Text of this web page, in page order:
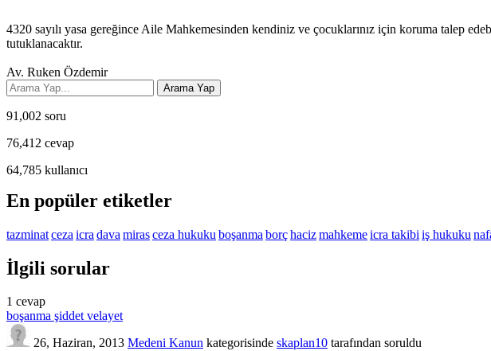
4320 sayılı yasa gereğince Aile Mahkemesinden kendiniz ve çocuklarınız için koruma talep
tutuklanacaktır.
Av. Ruken Özdemir
91,002 soru
76,412 cevap
64,785 kullanıcı
En popüler etiketler
tazminatceza icra dava mirasceza hukuku boşanma borçhacizmahkemeicra takibi iş hukuku
İlgili sorular
1 cevap
boşanma şiddet velayet
26, Haziran, 2013 Medeni Kanun kategorisinde skaplan10 tarafından soruldu